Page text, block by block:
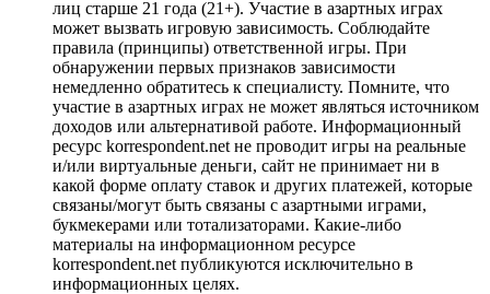
лиц старше 21 года (21+). Участие в азартных играх
может вызвать игровую зависимость. Соблюдайте
правила (принципы) ответственной игры. При
обнаружении первых признаков зависимости
немедленно обратитесь к специалисту. Помните, что
участие в азартных играх не может являться источником
доходов или альтернативой работе. Информационный
ресурс korrespondent.net не проводит игры на реальные
и/или виртуальные деньги, сайт не принимает ни в
какой форме оплату ставок и других платежей, которые
связаны/могут быть связаны с азартными играми,
букмекерами или тотализаторами. Какие-либо
материалы на информационном ресурсе
korrespondent.net публикуются исключительно в
информационных целях.